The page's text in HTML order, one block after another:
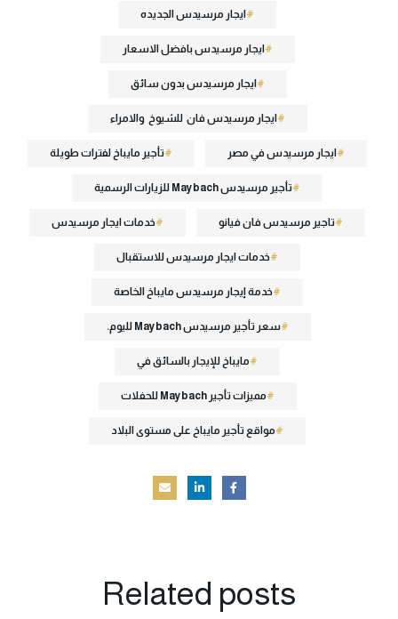
ايجار مرسيدس الجديده
ايجار مرسيدس بافضل الاسعار
ايجار مرسيدس بدون سائق
ايجار مرسيدس فان للشيوخ والامراء
ايجار مرسيدس في مصر تأجير مايباخ لفترات طويلة
تأجير مرسيدس Maybach للزيارات الرسمية
تاجير مرسيدس فان فيانو خدمات ايجار مرسيدس
خدمات ايجار مرسيدس للاستقبال
خدمة إيجار مرسيدس مايباخ الخاصة
سعر تأجير مرسيدس Maybach لليوم.
مايباخ للإيجار بالسائق في
مميزات تأجير Maybach للحفلات
مواقع تأجير مايباخ على مستوى البلاد
Related posts